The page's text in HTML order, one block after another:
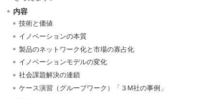
内容
技術と価値
イノベーションの本質
製品のネットワーク化と市場の寡占化
イノベーションモデルの変化
社会課題解決の連鎖
ケース演習（グループワーク）「３M社の事例」